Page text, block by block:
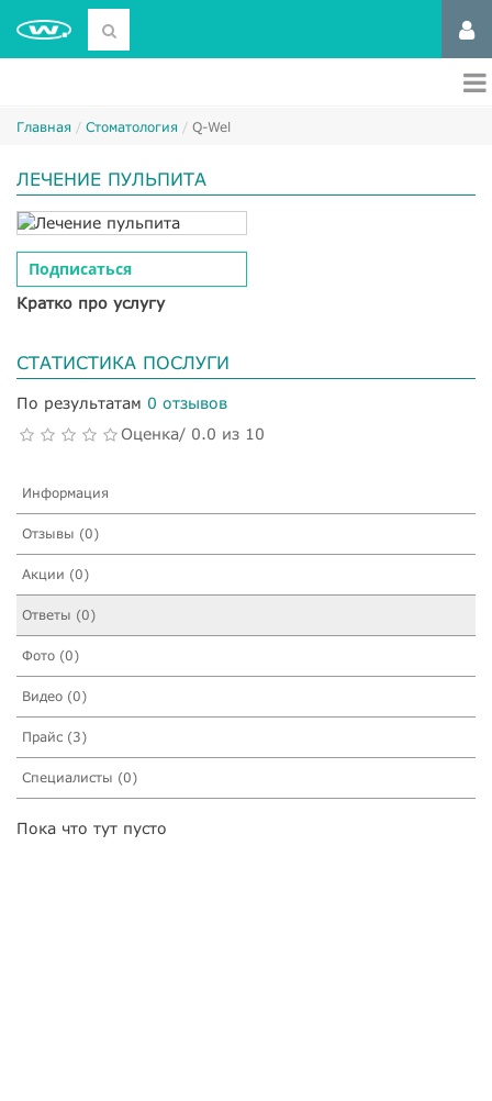
Главная Стоматология Q-Wel
ЛЕЧЕНИЕ ПУЛЬПИТА
Подписаться
Кратко про услугу
СТАТИСТИКА ПОСЛУГИ
По результатам 0 отзывов
Оценка/ 0.0 из 10
Информация
Отзывы (0)
Акции (0)
Ответы (0)
Фото (0)
Видео (0)
Прайс (3)
Специалисты (0)
Пока что тут пусто